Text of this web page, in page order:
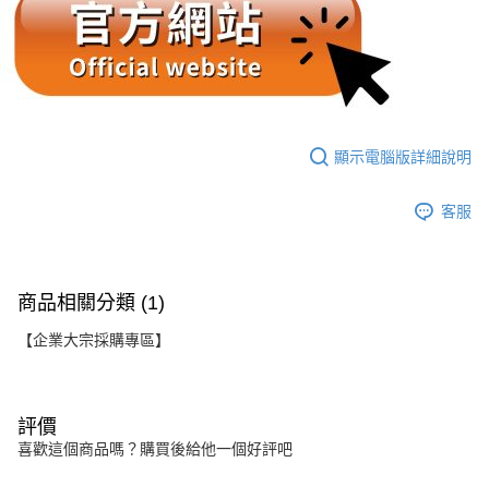
顯示電腦版詳細說明
客服
商品相關分類 (1)
【企業大宗採購專區】
評價
喜歡這個商品嗎？購買後給他一個好評吧